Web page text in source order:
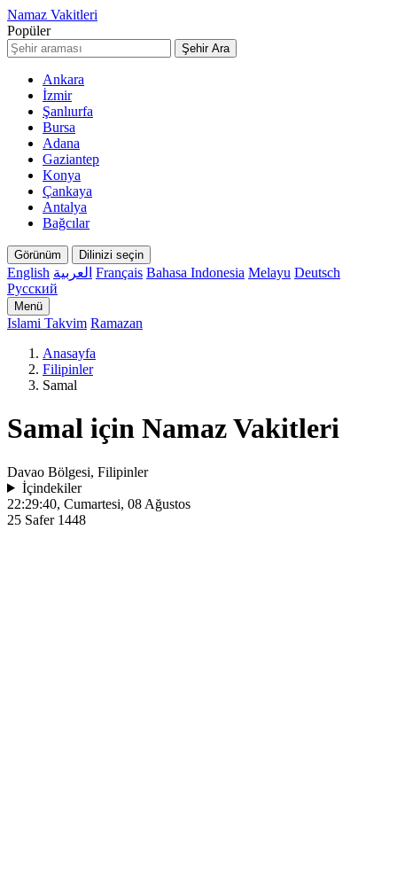
Namaz Vakitleri
Popüler
Şehir Ara
Ankara
İzmir
Şanlıurfa
Bursa
Adana
Gaziantep
Konya
Çankaya
Antalya
Bağcılar
Görünüm Dilinizi seçin
English العربية Français Bahasa Indonesia Melayu Deutsch
Русский
Menü
Islami Takvim Ramazan
Anasayfa
Filipinler
Samal
Samal için Namaz Vakitleri
Davao Bölgesi, Filipinler
İçindekiler
22:29:40, Cumartesi, 08 Ağustos
25 Safer 1448